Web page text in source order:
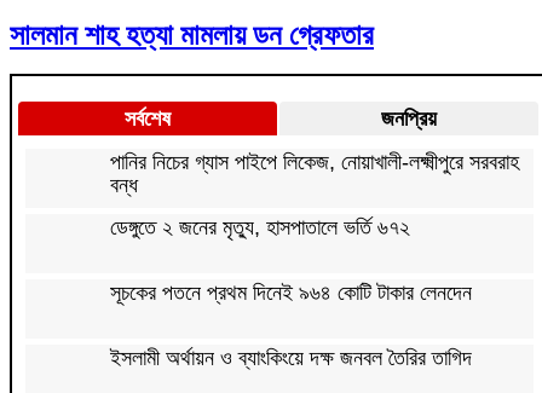
সালমান শাহ হত্যা মামলায় ডন গ্রেফতার
সর্বশেষ
জনপ্রিয়
পানির নিচের গ্যাস পাইপে লিকেজ, নোয়াখালী-লক্ষ্মীপুরে সরবরাহ
বন্ধ
ডেঙ্গুতে ২ জনের মৃত্যু, হাসপাতালে ভর্তি ৬৭২
সূচকের পতনে প্রথম দিনেই ৯৬৪ কোটি টাকার লেনদেন
ইসলামী অর্থায়ন ও ব্যাংকিংয়ে দক্ষ জনবল তৈরির তাগিদ